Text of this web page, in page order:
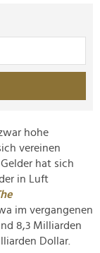
hohe
vereinen
hat sich
in Luft
im vergangenen
8,3 Milliarden
Dollar.